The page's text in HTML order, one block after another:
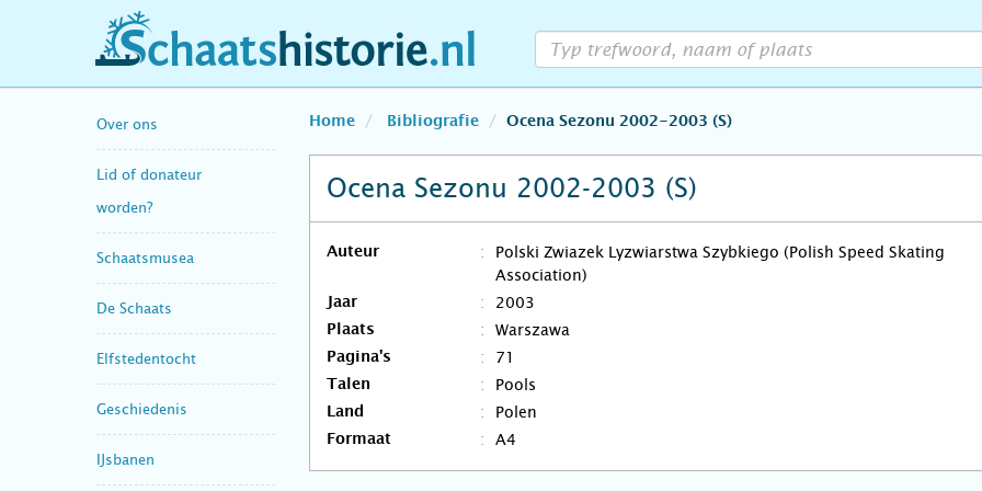
schaatshistorie.nl
Over ons
Lid of donateur
worden?
Schaatsmusea
De Schaats
Elfstedentocht
Geschiedenis
IJsbanen
Home Bibliografie Ocena Sezonu 2002-2003 (S)
Ocena Sezonu 2002-2003 (S)
Auteur
Polski Zwiazek Lyzwiarstwa Szybkiego (Polish Speed Skating
Association)
Jaar 2003
Plaats Warszawa
Pagina's 71
Talen Pools
Land Polen
Formaat A4